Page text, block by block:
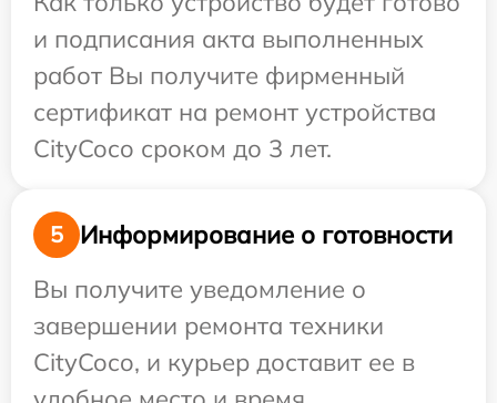
и подписания акта выполненных
работ Вы получите фирменный
сертификат на ремонт устройства
CityCoco сроком до 3 лет.
5
Информирование о готовности
Вы получите уведомление о
завершении ремонта техники
CityCoco, и курьер доставит ее в